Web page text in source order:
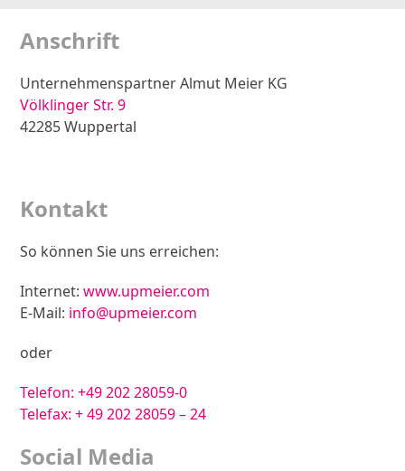
Anschrift
Unternehmenspartner Almut Meier KG
Völklinger Str. 9
42285 Wuppertal
Kontakt
So können Sie uns erreichen:
Internet:www.upmeier.com
E-Mail: info@upmeier.com
oder
Telefon:+49 202 28059-0
Telefax: + 49 202 28059 – 24
Social Media